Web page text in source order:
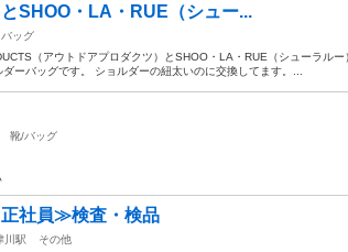
SHOO・LA・RUE（シュー...
バッグ
（アウトドアプロダクツ）とSHOO・LA・RUE（シューラルー
ーバッグです。 ショルダーの紐太いのに交換してます。...
靴/バッグ
社員≫検査・検品
川駅
その他